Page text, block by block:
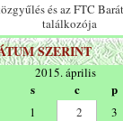
és az FTC
találkozója
SZERINT
2015. április
s c p
1 2 3